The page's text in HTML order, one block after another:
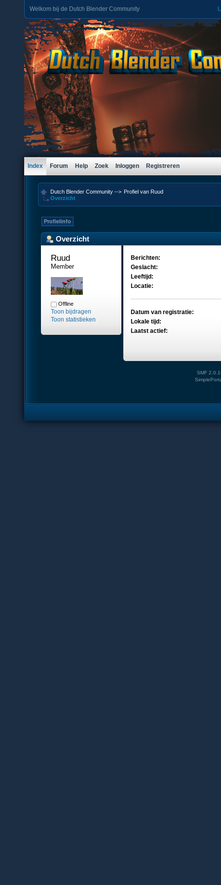
Welkom bij de Dutch Blender Community
Index Forum Help Zoek Inloggen Registreren
Dutch Blender Community --> Profiel van Ruud
Overzicht
Profielinfo
Overzicht
Ruud
Member
Offline
Toon bijdragen
Toon statistieken
Berichten:
Geslacht:
Leeftijd:
Locatie:
Datum van registratie:
Lokale tijd:
Laatst actief:
SMF